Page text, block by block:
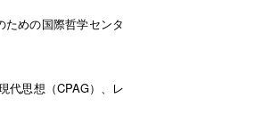
めの国際哲学センタ
代思想（CPAG）、レ